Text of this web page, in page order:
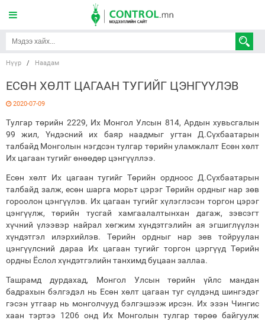
Нүүр / Наадам
ЕСӨН ХӨЛТ ЦАГААН ТУГИЙГ ЦЭНГҮҮЛЭВ
2020-07-09
Тулгар төрийн 2229, Их Монгол Улсын 814, Ардын хувьсгалын
99 жил, Үндэсний их баяр наадмыг угтан Д.Сүхбаатарын
талбайд Монголын нэгдсэн тулгар төрийн уламжлалт Есөн хөлт
Их цагаан тугийг өнөөдөр цэнгүүллээ.
Есөн хөлт Их цагаан тугийг Төрийн ордноос Д.Сүхбаатарын
талбайд залж, есөн шарга морьт цэрэг Төрийн ордныг нар зөв
гороолон цэнгүүлэв. Их цагаан тугийг хүлэглэсэн торгон цэрэг
цэнгүүлж, төрийн тусгай хамгаалалтынхан дагаж, зэвсэгт
хүчний үлээвэр найрал хөгжим хүндэтгэлийн ая эгшиглүүлэн
хүндэтгэл илэрхийлэв. Төрийн ордныг нар зөв тойруулан
цэнгүүлсний дараа Их цагаан тугийг торгон цэргүүд Төрийн
ордны Ёслол хүндэтгэлийн танхимд буцаан заллаа.
Ташрамд дурдахад, Монгол Улсын төрийн үйлс мандан
бадрахын бэлгэдэл нь Есөн хөлт цагаан туг сүлдэнд шингэдэг
гэсэн утгаар нь монголчууд бэлгэшээж ирсэн. Их эзэн Чингис
хаан тэртээ 1206 онд Их Монголын тулгар төрөө байгуулж